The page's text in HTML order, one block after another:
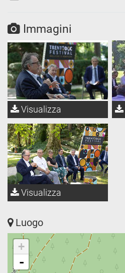
Immagini
Visualizza
Visualizza
Luogo
+
-